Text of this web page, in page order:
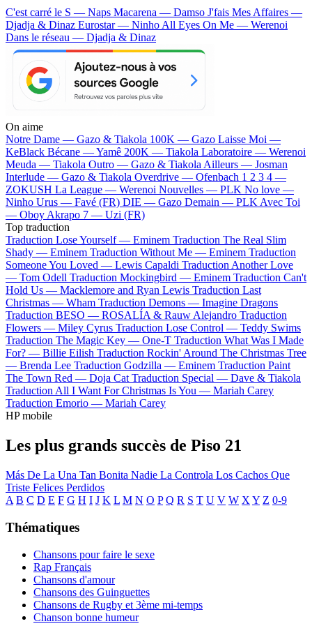
C'est carré le S — Naps Macarena — Damso J'fais Mes Affaires —
Djadja & Dinaz Eurostar — NinhoAll Eyes On Me — Werenoi
Dans le réseau — Djadja & Dinaz
On aime
Notre Dame — Gazo & Tiakola 100K — Gazo Laisse Moi —
KeBlack Bécane —Yamê 200K — Tiakola Laboratoire — Werenoi
Meuda — Tiakola Outro — Gazo & TiakolaAilleurs — Josman
Interlude — Gazo & Tiakola Overdrive — Ofenbach 1 2 3 4 —
ZOKUSH La League — Werenoi Nouvelles — PLK No love —
Ninho Urus — Favé (FR) DIE — Gazo Demain — PLKAvec Toi
— OboyAkrapo 7 — Uzi (FR)
Top traduction
Traduction Lose Yourself — Eminem Traduction The Real Slim
Shady — Eminem Traduction Without Me — Eminem Traduction
Someone You Loved — Lewis Capaldi Traduction Another Love
— Tom Odell Traduction Mockingbird — Eminem Traduction Can't
Hold Us — Macklemore and Ryan Lewis Traduction Last
Christmas — Wham Traduction Demons — Imagine Dragons
Traduction BESO — ROSALÍA & Rauw Alejandro Traduction
Flowers — Miley Cyrus Traduction Lose Control — Teddy Swims
Traduction The Magic Key — One-T Traduction What Was I Made
For? — Billie Eilish Traduction Rockin' Around The Christmas Tree
— Brenda Lee Traduction Godzilla — Eminem Traduction Paint
The Town Red — Doja Cat Traduction Special — Dave & Tiakola
Traduction All I Want For Christmas Is You — Mariah Carey
Traduction Emorio — Mariah Carey
HP mobile
Les plus grands succès de Piso 21
Más De La Una Tan Bonita Nadie La Controla Los Cachos Que
Triste Felices Perdidos
A B C D E F G H I J K L M N O P Q R S T U V W X Y Z 0-9
Thématiques
Chansons pour faire le sexe
Rap Français
Chansons d'amour
Chansons des Guinguettes
Chansons de Rugby et 3ème mi-temps
Chanson bonne humeur